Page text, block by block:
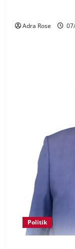
Adra Rose
Politik